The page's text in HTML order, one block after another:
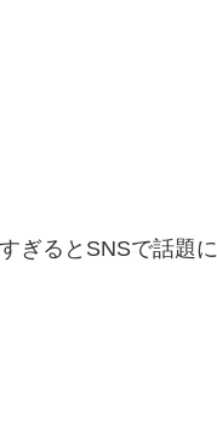
ぎるとSNSで話題に